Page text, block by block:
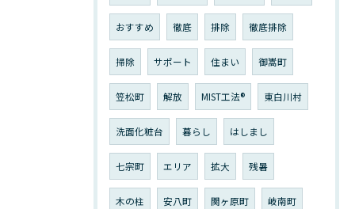
おすすめ 徹底 排除 徹底排除
掃除 サポート 住まい 御嵩町
笠松町 解放 MIST工法®︎ 東白川村
洗面化粧台 暮らし はしまし
七宗町 エリア 拡大 残暑
木の柱 安八町 関ヶ原町 岐南町